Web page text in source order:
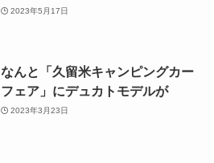
2023年5月17日
なんと「久留米キャンピングカー
フェア」にデュカトモデルが
2023年3月23日